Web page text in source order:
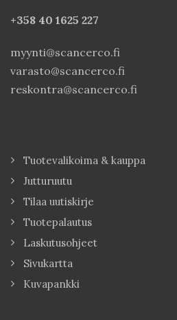
+358 40 1625 227
myynti@scancerco.fi
varasto@scancerco.fi
reskontra@scancerco.fi
Tuotevalikoima & kauppa
Jutturuutu
Tilaa uutiskirje
Tuotepalautus
Laskutusohjeet
Sivukartta
Kuvapankki